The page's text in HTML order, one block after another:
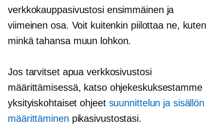
verkkokauppasivustosi ensimmäinen ja
viimeinen osa. Voit kuitenkin piilottaa ne, kuten
minkä tahansa muun lohkon.
Jos tarvitset apua verkkosivustosi
määrittämisessä, katso ohjekeskuksestamme
yksityiskohtaiset ohjeet suunnittelun ja sisällön
määrittäminen pikasivustostasi.